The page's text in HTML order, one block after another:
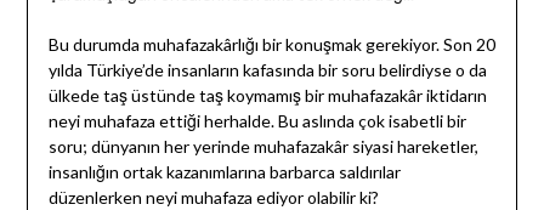
Bu durumda muhafazakârlığı bir konuşmak gerekiyor. Son 20
yılda Türkiye’de insanların kafasında bir soru belirdiyse o da
ülkede taş üstünde taş koymamış bir muhafazakâr iktidarın
neyi muhafaza ettiği herhalde. Bu aslında çok isabetli bir
soru; dünyanın her yerinde muhafazakâr siyasi hareketler,
insanlığın ortak kazanımlarına barbarca saldırılar
düzenlerken neyi muhafaza ediyor olabilir ki?